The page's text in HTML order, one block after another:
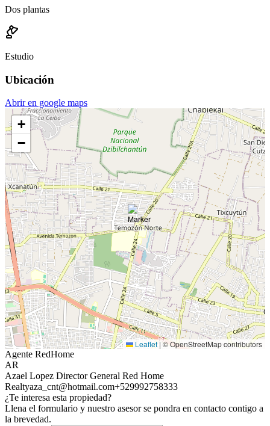
Dos plantas
Estudio
Ubicación
Abrir en google maps
+
−
Leaflet|© OpenStreetMap contributors
Agente RedHome
AR
Azael Lopez Director General Red Home
Realtyaza_cnt@hotmail.com+529992758333
¿Te interesa esta propiedad?
Llena el formulario y nuestro asesor se pondra en contacto contigo a
la brevedad.